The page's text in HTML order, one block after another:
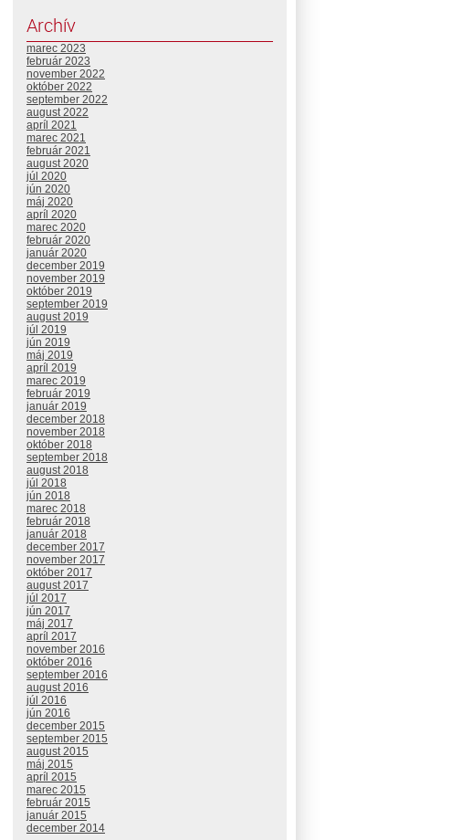
Archív
marec 2023
február 2023
november 2022
október 2022
september 2022
august 2022
apríl 2021
marec 2021
február 2021
august 2020
júl 2020
jún 2020
máj 2020
apríl 2020
marec 2020
február 2020
január 2020
december 2019
november 2019
október 2019
september 2019
august 2019
júl 2019
jún 2019
máj 2019
apríl 2019
marec 2019
február 2019
január 2019
december 2018
november 2018
október 2018
september 2018
august 2018
júl 2018
jún 2018
marec 2018
február 2018
január 2018
december 2017
november 2017
október 2017
august 2017
júl 2017
jún 2017
máj 2017
apríl 2017
november 2016
október 2016
september 2016
august 2016
júl 2016
jún 2016
december 2015
september 2015
august 2015
máj 2015
apríl 2015
marec 2015
február 2015
január 2015
december 2014